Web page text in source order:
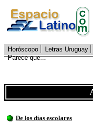
Horóscopo Letras Uruguay
Parece que...
De los días escolares